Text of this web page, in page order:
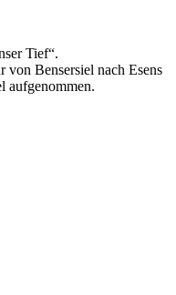
Tief“.
von Bensersiel nach Esens
aufgenommen.